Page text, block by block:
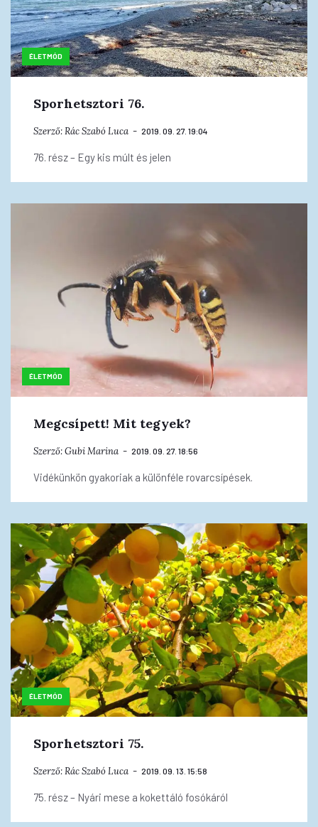
ÉLETMÓD
Sporhetsztori 76.
Szerző:Rác Szabó Luca 2019. 09. 27. 19:04
76. rész – Egy kis múlt és jelen
ÉLETMÓD
Megcsípett! Mit tegyek?
Szerző:Gubi Marina 2019. 09. 27. 18:56
Vidékünkön gyakoriak a különféle rovarcsípések.
ÉLETMÓD
Sporhetsztori 75.
Szerző:Rác Szabó Luca 2019. 09. 13. 15:58
75. rész – Nyári mese a kokettáló fosókáról